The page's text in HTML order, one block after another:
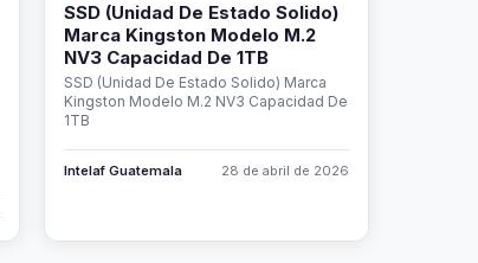
SSD (Unidad De Estado Solido)
Marca Kingston Modelo M.2
NV3 Capacidad De 1TB
SSD (Unidad De Estado Solido) Marca
Kingston Modelo M.2 NV3 Capacidad De
1TB
Intelaf Guatemala 28 de abril de 2026